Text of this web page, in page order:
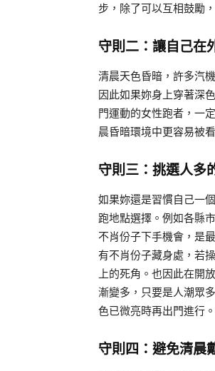
步，除了可以互相鼓勵
守則二：讓自己在
清晨天色昏暗，許多汽
因此如果妳身上穿著深
門運動的女性跑者，一
晨昏暗環境中更容易被
守則三：挑選人多
如果妳還是習慣自己一
跑地點選擇。例如各縣
不肖份子下手機會，是
有不肖份子藏身處，若
上的死角。也因此在開
漸變多，只要是人潮眾
色已微亮時再出門進行。
守則四：避免清晨